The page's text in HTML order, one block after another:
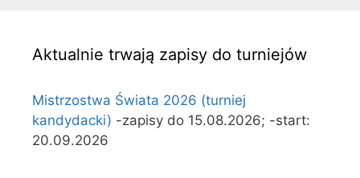
Aktualnie trwają zapisy do turniejów
Mistrzostwa Świata 2026 (turniej
kandydacki) -zapisy do 15.08.2026; -start:
20.09.2026